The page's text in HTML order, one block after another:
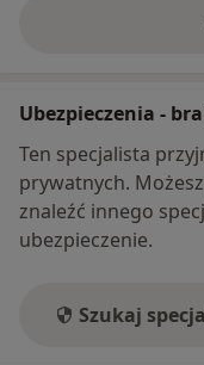
Ubezpieczenia -
Ten specjalista
prywatnych.
znaleźć innego
ubezpieczenie.
Szukaj